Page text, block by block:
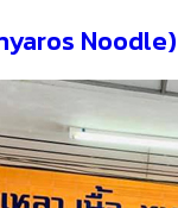
Noodle)